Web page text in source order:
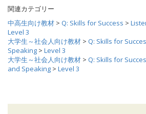
関連カテゴリー
中高生向け教材 > Q: Skills for Success >
Level 3
大学生～社会人向け教材 > Q: Skills for
Speaking > Level 3
大学生～社会人向け教材 > Q: Skills for
and Speaking > Level 3